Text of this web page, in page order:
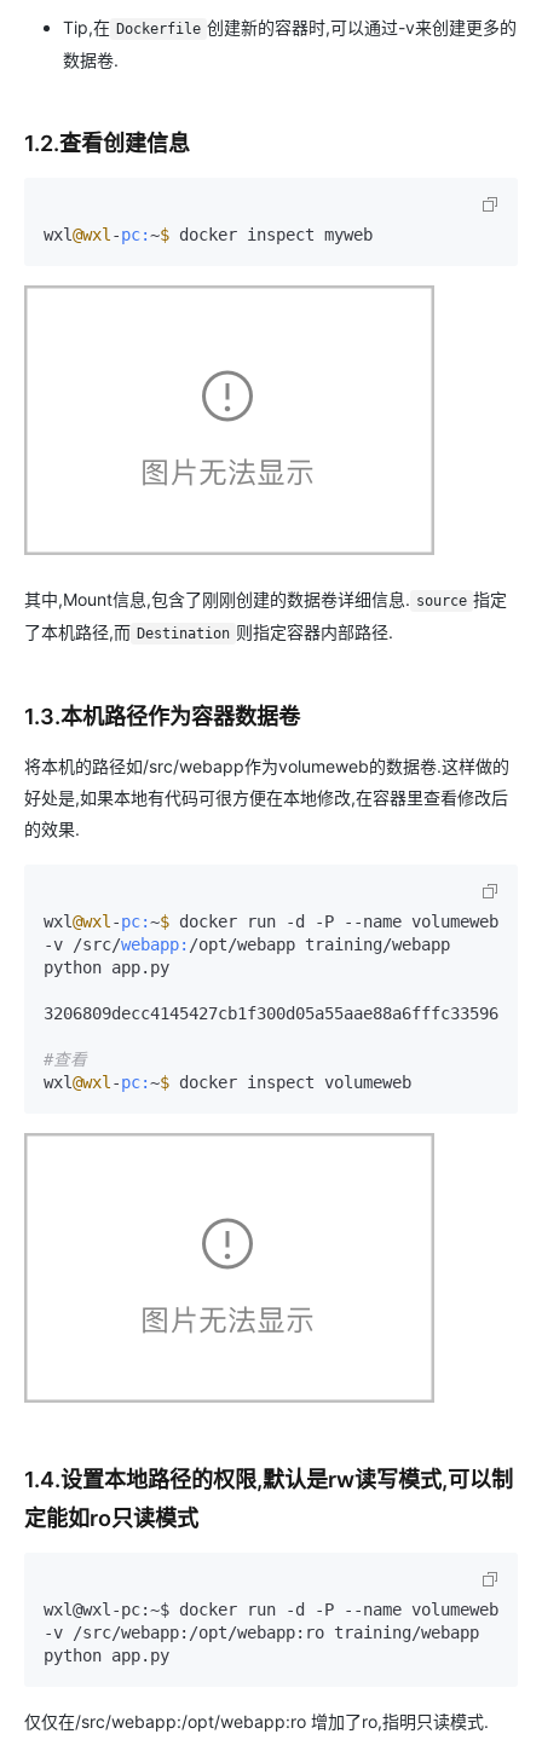
Tip,在 Dockerfile 创建新的容器时,可以通过-v来创建更多的
数据卷.
1.2.查看创建信息
wxl@wxl -pc:~$ docker inspect myweb
其中,Mount信息,包含了刚刚创建的数据卷详细信息. source 指定
了本机路径,而 Destination 则指定容器内部路径.
1.3.本机路径作为容器数据卷
将本机的路径如/src/webapp作为volumeweb的数据卷.这样做的
好处是,如果本地有代码可很方便在本地修改,在容器里查看修改后
的效果.
wxl@wxl -pc:~$ docker run -d -P --name volumeweb
-v /src/webapp: /opt/webapp training/webapp
python app.py
#查看
wxl@wxl -pc:~$ docker inspect volumeweb
1.4.设置本地路径的权限,默认是rw读写模式,可以制
定能如ro只读模式
wxl@wxl -pc:~$ docker run -d -P - -name
-v /src/webapp:/opt/webapp:ro training/webapp
python app.py
仅仅在/src/webapp:/opt/webapp:ro 增加了ro,指明只读模式.